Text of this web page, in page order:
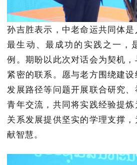
孙吉胜表示，中老命运共同体
最生动、最成功的实践之一，
例。期盼以此次对话会为契机
紧密的联系。愿与老方围绕建
发展路径等问题开展联合研究
青年交流，共同将实践经验提
关系发展提供坚实的学理支撑
献智慧。